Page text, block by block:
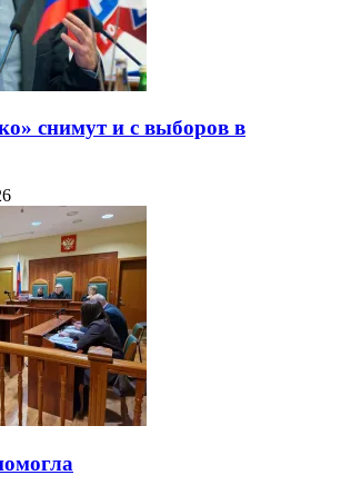
снимут и с выборов в